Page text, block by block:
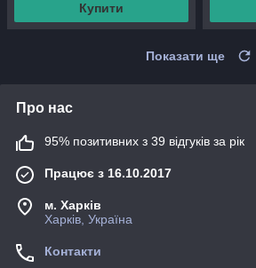
Купити
Показати ще
Про нас
95% позитивних з 39 відгуків за рік
Працює з 16.10.2017
м. Харків
Харків, Україна
Контакти